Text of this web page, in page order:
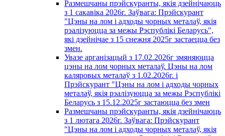
Размешчаны прэйскуранты, якія дзейнічаюць
з 1 сакавiка 2026г. Заўвага: Прэйскурант
"Цэны на лом і адходы чорных металаў, якія
рэалізуюцца за межы Рэспублікі Беларусь",
які дзейнічае з 15 снежня 2025г застаецца без
змен.
Увазе арганізацый з 17.02.2026г змяняюцца
цэны на лом чорных металаў. Цэны на лом
каляровых металаў з 1.02.2026г. i
Прэйскурант "Цэны на лом і адходы чорных
металаў, якія рэалізуюцца за межы Рэспублікі
Беларусь з 15.12.2025г застаюцца без змен
Размешчаны прэйскуранты, якія дзейнічаюць
з 1 лютага 2026г. Заўвага: Прэйскурант
"Цэны на лом і адходы чорных металаў, якія